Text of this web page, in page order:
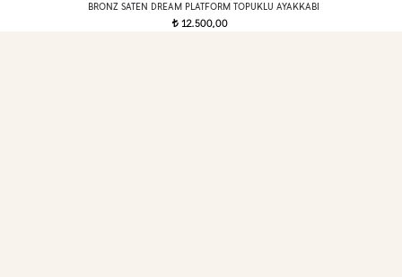
BRONZ SATEN DREAM PLATFORM TOPUKLU AYAKKABI
t 12.500,00